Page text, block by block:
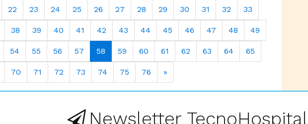
22 23 24 25 26 27 28 29 30 31 32 33
38 39 40 41 42 43 44 45 46 47 48 49
54 55 56 57 58 59 60 61 62 63 64 65
70 71 72 73 74 75 76 »
Newsletter TecnoHospital